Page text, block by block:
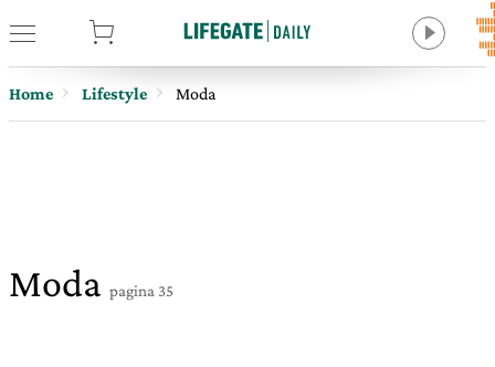
Home Lifestyle Moda
Moda pagina 35